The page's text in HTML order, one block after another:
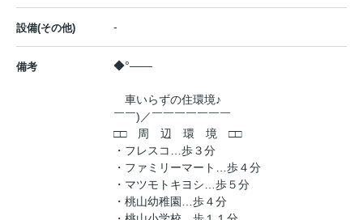
設備(その他) -
備考 ◆°――
車いらずの住環境♪
￣￣)／￣￣￣￣￣￣￣
□□ 周 辺 環 境 □□
・フレスコ…歩３分
・ファミリーマート…歩４分
・マツモトキヨシ…歩５分
・桃山幼稚園…歩４分